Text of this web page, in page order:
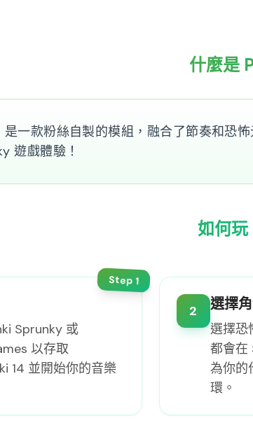
什麼是
一款粉絲自製的模組，融合了節奏和恐
遊戲體驗！
如何
Step1
Sprunky 或
以存取
14 並開始你的音樂
2 選擇
選擇恐
都會在
為你的
環。